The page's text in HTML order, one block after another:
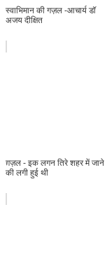
स्वाभिमान की गज़ल -आचार्य डॉ
अजय दीक्षित
ग़ज़ल - इक लगन तिरे शहर में जाने
की लगी हुई थी